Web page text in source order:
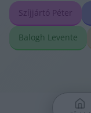
Szíjjártó Péter
Balogh Levente